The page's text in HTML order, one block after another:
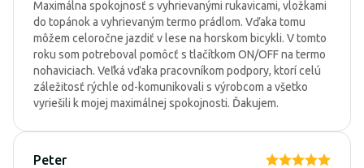
Maximálna spokojnosť s vyhrievanými rukavicami, vložkami
do topánok a vyhrievaným termo prádlom. Vďaka tomu
môžem celoročne jazdiť v lese na horskom bicykli. V tomto
roku som potreboval pomôcť s tlačítkom ON/OFF na termo
nohaviciach. Veľká vďaka pracovníkom podpory, ktorí celú
záležitosť rýchle od-komunikovali s výrobcom a všetko
vyriešili k mojej maximálnej spokojnosti. Ďakujem.
Peter